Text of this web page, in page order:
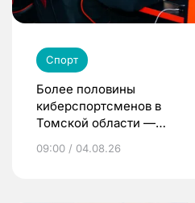
Спорт
Более половины
киберспортсменов в
Томской области —
09:00 / 04.08.26